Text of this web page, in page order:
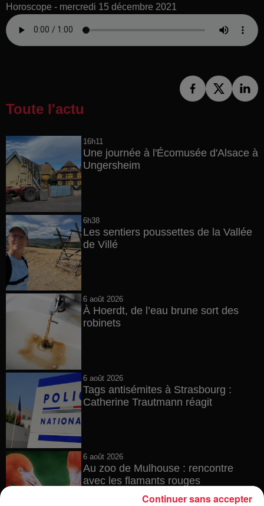
Horoscope - mercredi 15 décembre 2021
Toute l'actu
16h11
Une journée à l'Écomusée d'Alsace à
Ungersheim
6h38
Les sentiers poussettes de la Vallée
de Villé
6 août 2026
À Hoerdt, de l’eau brune sort des
robinets
6 août 2026
Tags antisémites à Strasbourg :
Catherine Trautmann réagit
6 août 2026
Au zoo de Mulhouse : rencontre
avec les flamants rouges
Continuer sans accepter